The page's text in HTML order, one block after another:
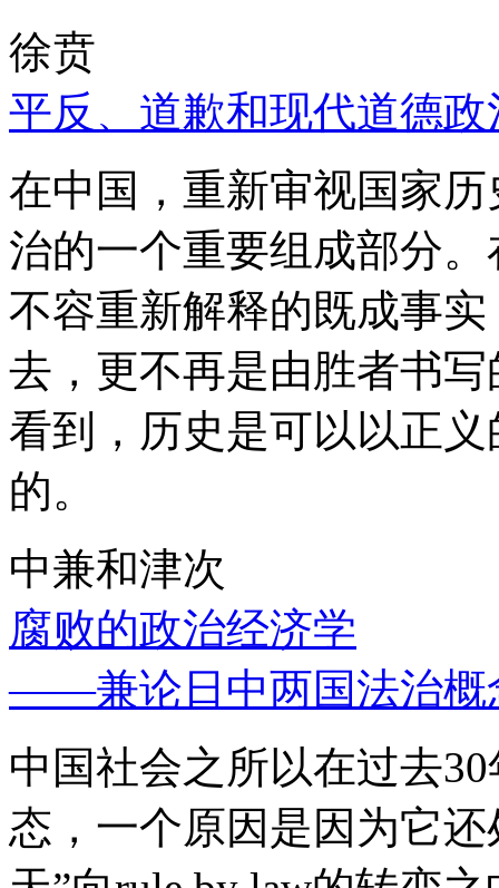
徐贲
平反、道歉和现代道德政
在中国，重新审视国家
治的一个重要组成部分
不容重新解释的既成事
去，更不再是由胜者书
看到，历史是可以以正
的。
中兼和津次
腐败的政治经济学
——兼论日中两国法治概
中国社会之所以在过去
态，一个原因是因为它